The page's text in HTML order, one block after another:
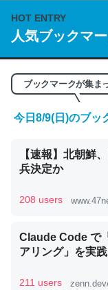
https://
/064121
─GPTの仕組みと限
くらい。小説でい
ど、短期記憶とい
─GPTの仕組みと限
HOT ENTRY
人気ブックマ
ブックマークが集ま
今日8/9(日)のブッ
【速報】北朝鮮
兵決定か
208 users
Claude Code で
アリング」を実
211 users